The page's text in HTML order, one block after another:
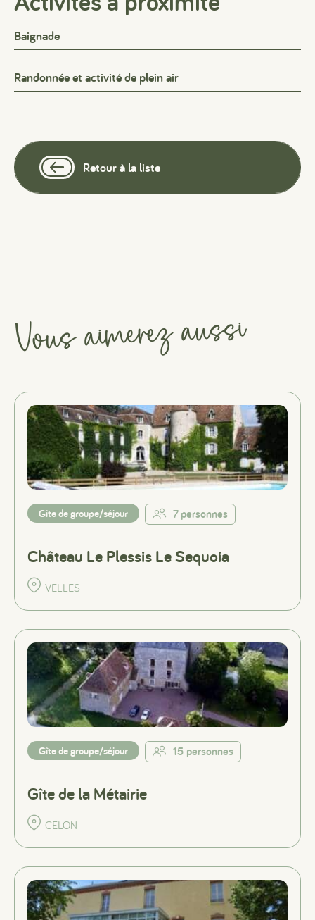
Baignade
Randonnée et activité de plein air
Retour à la liste
Vous aimerez aussi
Gîte de groupe/séjour 7 personnes
Château Le Plessis Le Sequoia
VELLES
Gîte de groupe/séjour 15 personnes
Gîte de la Métairie
CELON